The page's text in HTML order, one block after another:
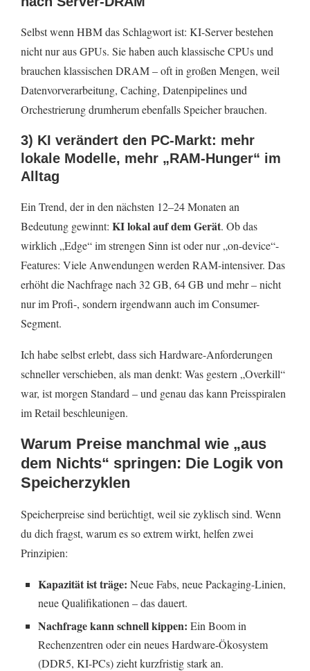
Selbst wenn HBM das Schlagwort ist: KI-Server bestehen
nicht nur aus GPUs. Sie haben auch klassische CPUs und
brauchen klassischen DRAM – oft in großen Mengen, weil
Datenvorverarbeitung, Caching, Datenpipelines und
Orchestrierung drumherum ebenfalls Speicher brauchen.
3) KI verändert den PC-Markt: mehr
lokale Modelle, mehr „RAM-Hunger“ im
Alltag
Ein Trend, der in den nächsten 12–24 Monaten an
Bedeutung gewinnt: KI lokal auf dem Gerät. Ob das
wirklich „Edge“ im strengen Sinn ist oder nur „on-device“-
Features: Viele Anwendungen werden RAM-intensiver. Das
erhöht die Nachfrage nach 32 GB, 64 GB und mehr – nicht
nur im Profi-, sondern irgendwann auch im Consumer-
Segment.
Ich habe selbst erlebt, dass sich Hardware-Anforderungen
schneller verschieben, als man denkt: Was gestern „Overkill“
war, ist morgen Standard – und genau das kann Preisspiralen
im Retail beschleunigen.
Warum Preise manchmal wie „aus
dem Nichts“ springen: Die Logik von
Speicherzyklen
Speicherpreise sind berüchtigt, weil sie zyklisch sind. Wenn
du dich fragst, warum es so extrem wirkt, helfen zwei
Prinzipien:
Kapazität ist träge: Neue Fabs, neue Packaging-Linien,
neue Qualifikationen – das dauert.
Nachfrage kann schnell kippen: Ein Boom in
Rechenzentren oder ein neues Hardware-Ökosystem
(DDR5, KI-PCs) zieht kurzfristig stark an.